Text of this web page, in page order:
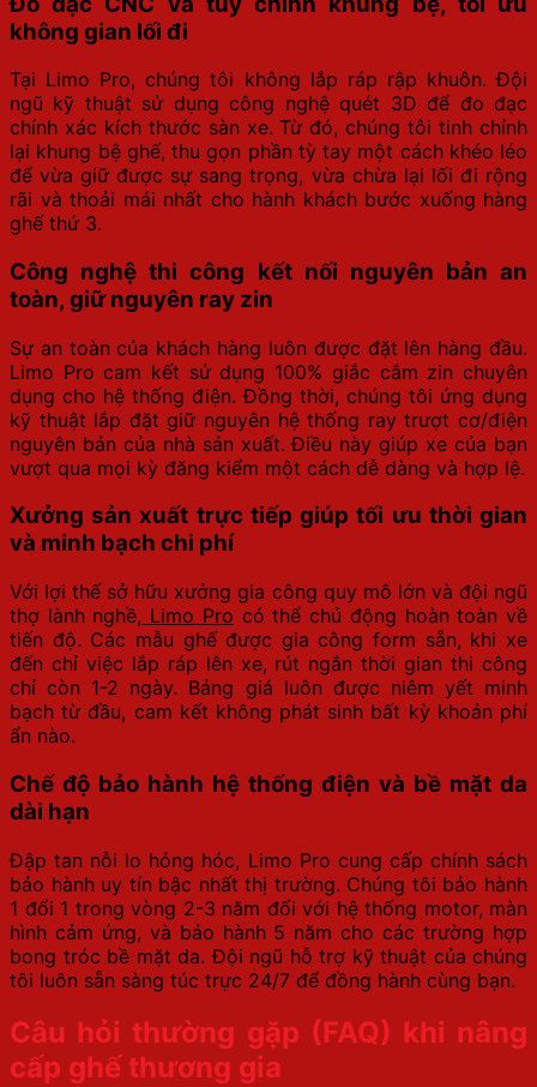
không gian lối đi
Tại Limo Pro, chúng tôi không lắp ráp rập khuôn. Đội
ngũ kỹ thuật sử dụng công nghệ quét 3D để đo đạc
chính xác kích thước sàn xe. Từ đó, chúng tôi tinh chỉnh
lại khung bệ ghế, thu gọn phần tỳ tay một cách khéo léo
để vừa giữ được sự sang trọng, vừa chừa lại lối đi rộng
rãi và thoải mái nhất cho hành khách bước xuống hàng
ghế thứ 3.
Công nghệ thi công kết nối nguyên bản an
toàn, giữ nguyên ray zin
Sự an toàn của khách hàng luôn được đặt lên hàng đầu.
Limo Pro cam kết sử dụng 100% giắc cắm zin chuyên
dụng cho hệ thống điện. Đồng thời, chúng tôi ứng dụng
kỹ thuật lắp đặt giữ nguyên hệ thống ray trượt cơ/điện
nguyên bản của nhà sản xuất. Điều này giúp xe của bạn
vượt qua mọi kỳ đăng kiểm một cách dễ dàng và hợp lệ.
Xưởng sản xuất trực tiếp giúp tối ưu thời gian
và minh bạch chi phí
Với lợi thế sở hữu xưởng gia công quy mô lớn và đội ngũ
thợ lành nghề, Limo Pro có thể chủ động hoàn toàn về
tiến độ. Các mẫu ghế được gia công form sẵn, khi xe
đến chỉ việc lắp ráp lên xe, rút ngắn thời gian thi công
chỉ còn 1-2 ngày. Bảng giá luôn được niêm yết minh
bạch từ đầu, cam kết không phát sinh bất kỳ khoản phí
ẩn nào.
Chế độ bảo hành hệ thống điện và bề mặt da
dài hạn
Đập tan nỗi lo hỏng hóc, Limo Pro cung cấp chính sách
bảo hành uy tín bậc nhất thị trường. Chúng tôi bảo hành
1 đổi 1 trong vòng 2-3 năm đối với hệ thống motor, màn
hình cảm ứng, và bảo hành 5 năm cho các trường hợp
bong tróc bề mặt da. Đội ngũ hỗ trợ kỹ thuật của chúng
tôi luôn sẵn sàng túc trực 24/7 để đồng hành cùng bạn.
Câu hỏi thường gặp (FAQ) khi nâng
cấp ghế thương gia